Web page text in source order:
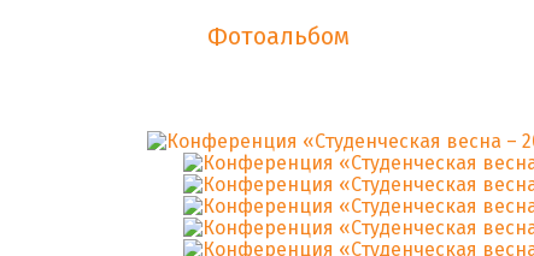
Фотоальбом